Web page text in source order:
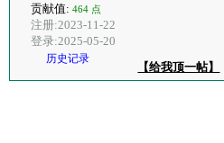
贡献值: 464 点
注册:2023-11-22
登录:2025-05-20
历史记录
【给我顶一帖】